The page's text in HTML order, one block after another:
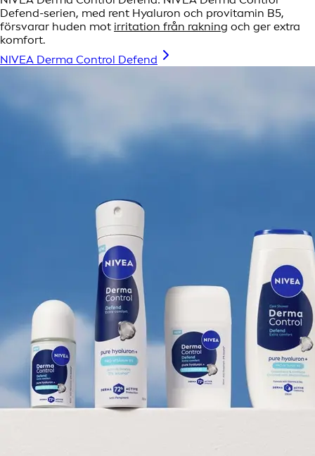
Defend-serien, med rent Hyaluron och provitamin B5,
försvarar huden mot irritation från rakning och ger extra
komfort.
NIVEA Derma Control Defend